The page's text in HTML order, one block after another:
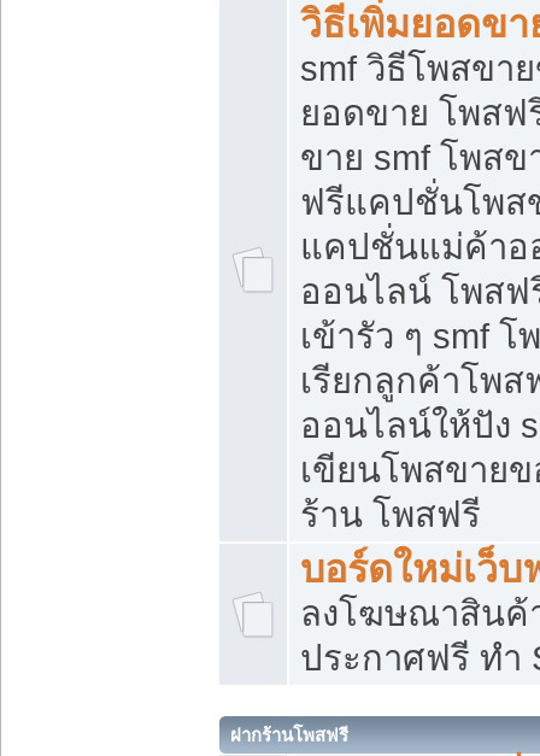
วิธีเพิ่มยอดข
smf วิธีโพสขา
ยอดขาย โพสฟ
ขาย smf โพส
ฟรีแคปชั่นโพส
แคปชั่นแม่ค้า
ออนไลน์ โพสฟ
เข้ารัว ๆ smf
เรียกลูกค้าโพส
ออนไลน์ให้ปัง
เขียนโพสขาย
ร้าน โพสฟรี
บอร์ดใหม่เว็บ
ลงโฆษณาสิน
ประกาศฟรี ทำ
ฝากร้านโพสฟรี